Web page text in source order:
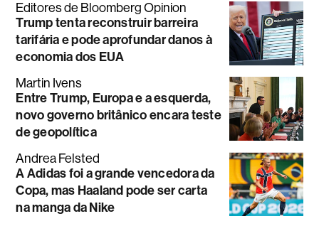
Editores de Bloomberg Opinion
Trump tenta reconstruir barreira
tarifária e pode aprofundar danos à
economia dos EUA
Martin Ivens
Entre Trump, Europa e a esquerda,
novo governo britânico encara teste
de geopolítica
Andrea Felsted
A Adidas foi a grande vencedora da
Copa, mas Haaland pode ser carta
na manga da Nike